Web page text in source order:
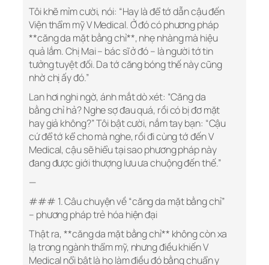
Tôi khẽ mỉm cười, nói: “Hay là để tớ dẫn cậu đến
Viện thẩm mỹ V Medical. Ở đó có phương pháp
**căng da mặt bằng chỉ**, nhẹ nhàng mà hiệu
quả lắm. Chị Mai – bác sĩ ở đó – là người tớ tin
tưởng tuyệt đối. Da tớ căng bóng thế này cũng
nhờ chị ấy đó.”
Lan hơi nghi ngờ, ánh mắt dò xét: “Căng da
bằng chỉ hả? Nghe sợ đau quá, rồi có bị đơ mặt
hay giả không?” Tôi bật cười, nắm tay bạn: “Cậu
cứ để tớ kể cho mà nghe, rồi đi cùng tớ đến V
Medical, cậu sẽ hiểu tại sao phương pháp này
đang được giới thượng lưu ưa chuộng đến thế.”
—
### 1. Câu chuyện về “căng da mặt bằng chỉ”
– phương pháp trẻ hóa hiện đại
Thật ra, **căng da mặt bằng chỉ** không còn xa
lạ trong ngành thẩm mỹ, nhưng điều khiến V
Medical nổi bật là họ làm điều đó bằng chuẩn y